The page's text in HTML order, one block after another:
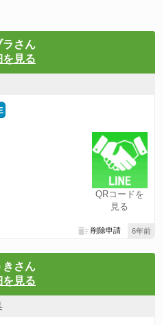
ラさん
を見る
QRコードを
見る
6年前
削除申請
きさん
を見る